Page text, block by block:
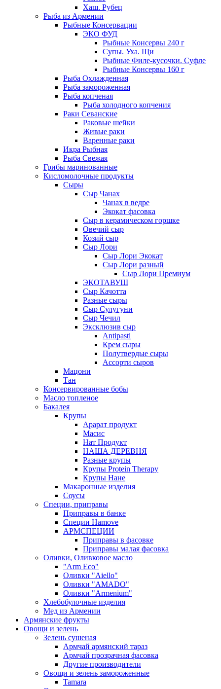
Хаш. Рубец
Рыба из Армении
Рыбные Консервации
ЭКО ФУД
Рыбные Консервы 240 г
Супы. Уха. Щи
Рыбные Филе-кусочки. Суфле
Рыбные Консервы 160 г
Рыба Охлажденная
Рыба замороженная
Рыба копченая
Рыба холодного копчения
Раки Севанские
Раковые шейки
Живые раки
Варенные раки
Икра Рыбная
Рыба Свежая
Грибы маринованные
Кисломолочные продукты
Сыры
Сыр Чанах
Чанах в ведре
Экокат фасовка
Сыр в керамическом горшке
Овечий сыр
Козий сыр
Сыр Лори
Сыр Лори Экокат
Сыр Лори разный
Сыр Лори Премиум
ЭКОТАВУШ
Сыр Качотта
Разные сыры
Сыр Сулугуни
Сыр Чечил
Эксклюзив сыр
Antipasti
Крем сыры
Полутвердые сыры
Ассорти сыров
Мацони
Тан
Консервированные бобы
Масло топленое
Бакалея
Крупы
Арарат продукт
Масис
Нат Продукт
НАША ДЕРЕВНЯ
Разные крупы
Крупы Protein Therapy
Крупы Нане
Макаронные изделия
Соусы
Специи, приправы
Приправы в банке
Специи Hamove
АРМСПЕЦИИ
Приправы в фасовке
Приправы малая фасовка
Оливки, Оливковое масло
"Arm Eco"
Оливки "Aiello"
Оливки "AMADO"
Оливки "Armenium"
Хлебобулочные изделия
Мед из Армении
Армянские фрукты
Овощи и зелень
Зелень сушеная
Армчай армянский тараз
Армчай прозрачная фасовка
Другие производители
Овощи и зелень замороженные
Tamara